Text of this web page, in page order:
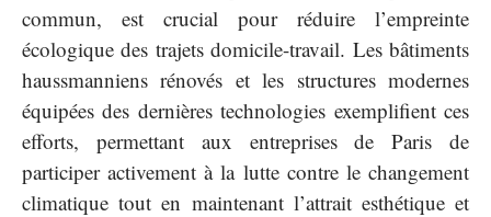
commun, est crucial pour réduire l’empreinte
écologique des trajets domicile-travail. Les bâtiments
haussmanniens rénovés et les structures modernes
équipées des dernières technologies exemplifient ces
efforts, permettant aux entreprises de Paris de
participer activement à la lutte contre le changement
climatique tout en maintenant l’attrait esthétique et